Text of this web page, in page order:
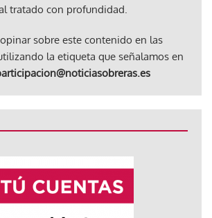
tratado con profundidad.
sobre este contenido en las
la etiqueta que señalamos en